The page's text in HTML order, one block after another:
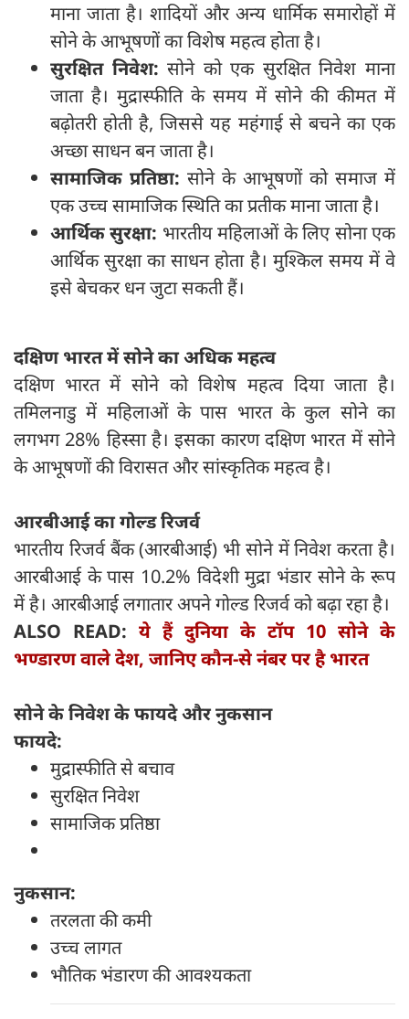
माना जाता है। शादियों और अन्य धार्मिक समारोहों में
सोने के आभूषणों का विशेष महत्व होता है।
सुरक्षित निवेश: सोने को एक सुरक्षित निवेश माना
जाता है। मुद्रास्फीति के समय में सोने की कीमत में
बढ़ोतरी होती है, जिससे यह महंगाई से बचने का एक
अच्छा साधन बन जाता है।
सामाजिक प्रतिष्ठा: सोने के आभूषणों को समाज में
एक उच्च सामाजिक स्थिति का प्रतीक माना जाता है।
आर्थिक सुरक्षा: भारतीय महिलाओं के लिए सोना एक
आर्थिक सुरक्षा का साधन होता है। मुश्किल समय में वे
इसे बेचकर धन जुटा सकती हैं।
दक्षिण भारत में सोने का अधिक महत्व
दक्षिण भारत में सोने को विशेष महत्व दिया जाता है।
तमिलनाडु में महिलाओं के पास भारत के कुल सोने का
लगभग 28% हिस्सा है। इसका कारण दक्षिण भारत में सोने
के आभूषणों की विरासत और सांस्कृतिक महत्व है।
आरबीआई का गोल्ड रिजर्व
भारतीय रिजर्व बैंक (आरबीआई) भी सोने में निवेश करता है।
आरबीआई के पास 10.2% विदेशी मुद्रा भंडार सोने के रूप
में है। आरबीआई लगातार अपने गोल्ड रिजर्व को बढ़ा रहा है।
ALSO READ: ये हैं दुनिया के टॉप 10 सोने के
भण्डारण वाले देश, जानिए कौन-से नंबर पर है भारत
सोने के निवेश के फायदे और नुकसान
फायदे:
मुद्रास्फीति से बचाव
सुरक्षित निवेश
सामाजिक प्रतिष्ठा
नुकसान:
तरलता की कमी
उच्च लागत
भौतिक भंडारण की आवश्यकता